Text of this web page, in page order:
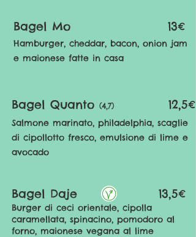
Bagel Mo 13€
Hamburger, cheddar, bacon, onion jam
e maionese fatte in casa
Bagel Quanto (4,7) 12,5€
Salmone marinato, philadelphia, scaglie
di cipollotto fresco, emulsione di lime e
avocado
Bagel Daje 13,5€
Burger di ceci orientale, cipolla
caramellata, spinacino, pomodoro al
forno, maionese vegana al lime